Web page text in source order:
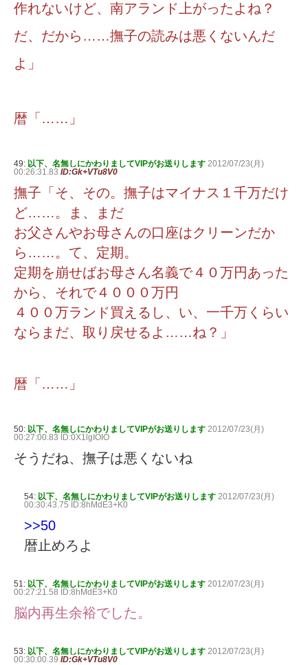
作れないけど、南アランド上がったよね？
だ、だから……撫子の読みは悪くないんだ
よ」
暦「……」
49: 以下、名無しにかわりましてVIPがお送りします 2012/07/23(月)
00:26:31.83 ID:Gk+VTu8V0
撫子「そ、その。撫子はマイナス１千万だけ
ど……。ま、まだ
お父さんやお母さんの口座はクリーンだか
ら……。て、定期。
定期を崩せばお母さん名義で４０万円あった
から、それで４０００万円
４００万ランド買えるし、い、一千万くらい
ならまだ、取り戻せるよ……ね？」
暦「……」
50: 以下、名無しにかわりましてVIPがお送りします 2012/07/23(月)
00:27:00.83 ID:0X1lgIOIO
そうだね、撫子は悪くないね
54: 以下、名無しにかわりましてVIPがお送りします 2012/07/23(月)
00:30:43.75 ID:8hMdE3+K0
>>50
暦止めろよ
51: 以下、名無しにかわりましてVIPがお送りします 2012/07/23(月)
00:27:21.58 ID:8hMdE3+K0
脳内再生余裕でした。
53: 以下、名無しにかわりましてVIPがお送りします 2012/07/23(月)
00:30:00.39 ID:Gk+VTu8V0